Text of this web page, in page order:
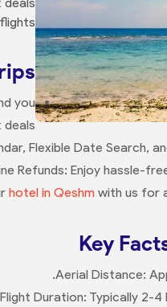
you
Flexible Date Search,
Refunds: Enjoy hassle-
hotel in Qeshm with us for
Key
Aerial Distance:
Flight Duration: Typically 2-4